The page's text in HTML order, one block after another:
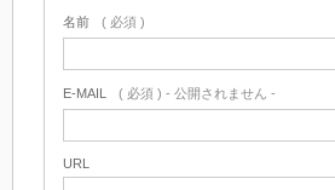
名前 ( 必須 )
E-MAIL ( 必須 ) - 公開されません -
URL